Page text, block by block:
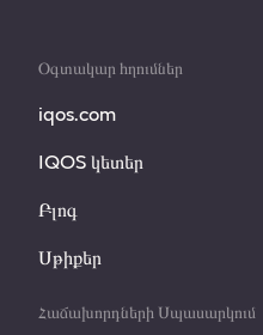
Օգտակար հղումներ
iqos.com
IQOS կետեր
Բլոգ
Սթիքեր
Հաճախորդների Սպասարկում